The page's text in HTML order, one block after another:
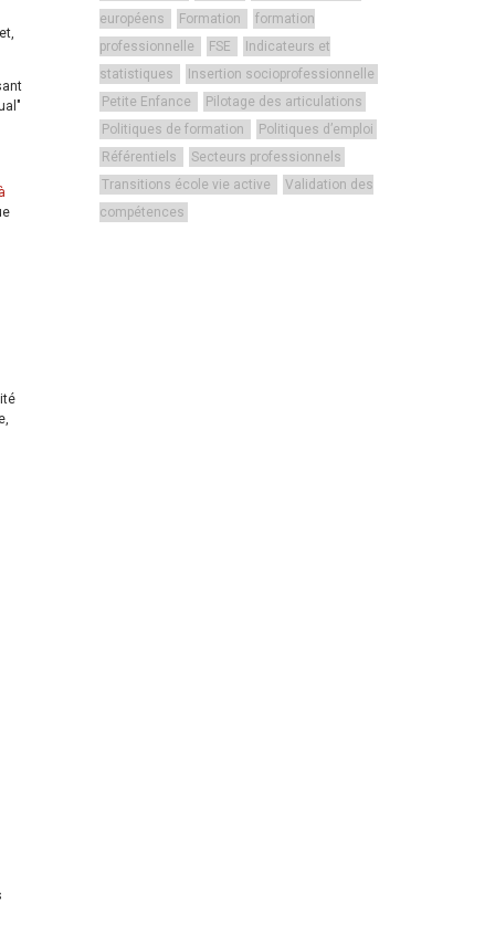
européens
Formation
formation
professionnelle
FSE
Indicateurs et
statistiques
Insertion socioprofessionnelle
Petite Enfance
Pilotage des articulations
Politiques de formation
Politiques d’emploi
Référentiels
Secteurs professionnels
Transitions école vie active
Validation des
compétences